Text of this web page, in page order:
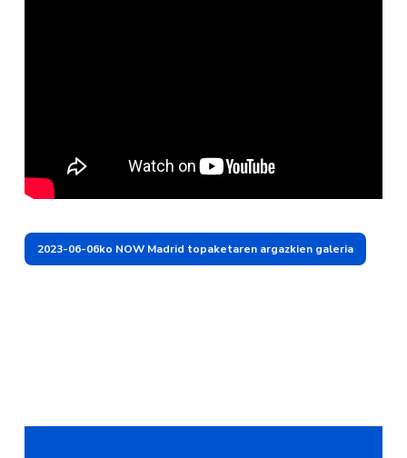
2023-06-06ko NOW Madrid topaketaren argazkien galeria